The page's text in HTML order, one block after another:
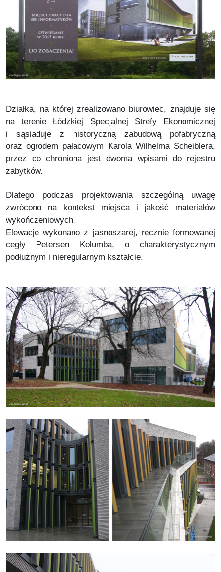
Działka, na której zrealizowano biurowiec, znajduje się
na terenie Łódzkiej Specjalnej Strefy Ekonomicznej
i sąsiaduje z historyczną zabudową pofabryczną
oraz ogrodem pałacowym Karola Wilhelma Scheiblera,
przez co chroniona jest dwoma wpisami do rejestru
zabytków.
Dlatego podczas projektowania szczególną uwagę
zwrócono na kontekst miejsca i jakość materiałów
wykończeniowych.
Elewacje wykonano z jasnoszarej, ręcznie formowanej
cegły Petersen Kolumba, o charakterystycznym
podłużnym i nieregularnym kształcie.